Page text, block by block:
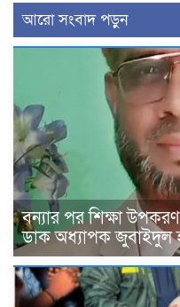
আরো সংবাদ পড়ুন
বন্যার পর শিক্ষা
ডাক অধ্যাপক জুবাইদুল